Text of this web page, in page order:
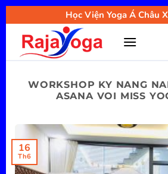
Bỏ
qua
nội
Học Viện Yoga Á Châu
WORKSHOP KY NANG
ASANA VOI MISS
16
Th6